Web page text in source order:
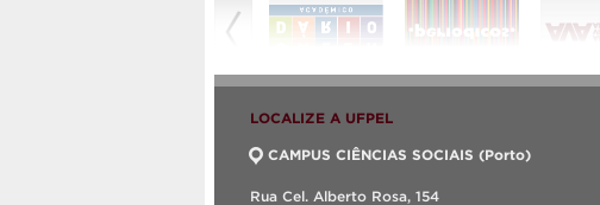
LOCALIZE A UFPEL
CAMPUS CIÊNCIAS SOCIAIS (Porto)
Rua Cel. Alberto Rosa, 154